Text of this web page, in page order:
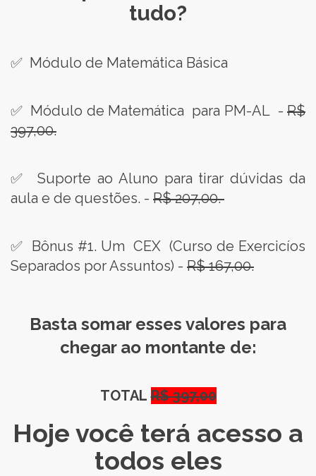
tudo?
✅ Módulo de Matemática Básica
✅ Módulo de Matemática para PM-AL - R$
397,00.
✅ Suporte ao Aluno para tirar dúvidas da
aula e de questões. - R$ 207,00.
✅ Bônus #1. Um CEX (Curso de Exercicíos
Separados por Assuntos) - R$ 167,00.
Basta somar esses valores para
chegar ao montante de:
TOTALR$ 397,00
Hoje você terá acesso a
todos eles